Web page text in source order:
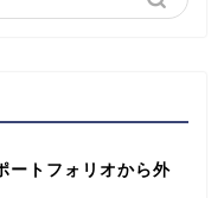
ートフォリオから外